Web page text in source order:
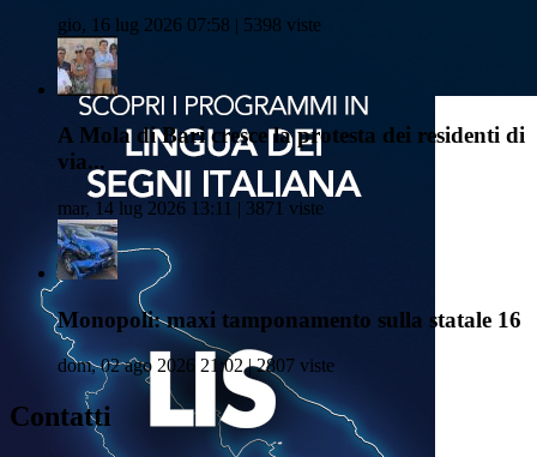
gio, 16 lug 2026 07:58 | 5398 viste
A Mola di Bari cresce la protesta dei residenti di
via...
mar, 14 lug 2026 13:11 | 3871 viste
Monopoli: maxi tamponamento sulla statale 16
dom, 02 ago 2026 21:02 | 2807 viste
Contatti